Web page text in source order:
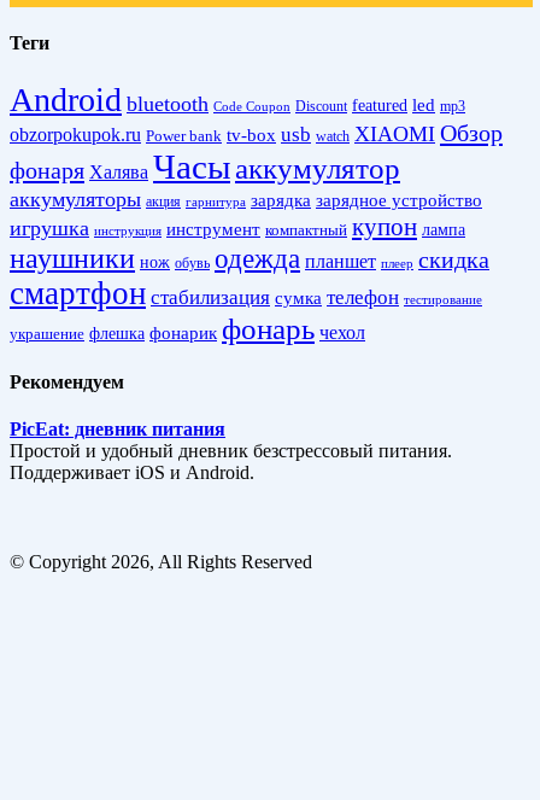
Теги
Android bluetooth Code Coupon Discount featured led mp3
obzorpokupok.ru Power bank tv-box usb watch XIAOMI Обзор
фонаря Халява Часыаккумулятор
аккумуляторы акция гарнитура зарядка зарядное устройство
игрушка инструкция инструмент компактный купон лампа
наушники нож обувь одежда планшет плеер скидка
смартфон стабилизация сумка телефон тестирование
украшение флешка фонарик фонарь чехол
Рекомендуем
PicEat: дневник питания
Простой и удобный дневник безстрессовый питания.
Поддерживает iOS и Android.
© Copyright 2026, All Rights Reserved